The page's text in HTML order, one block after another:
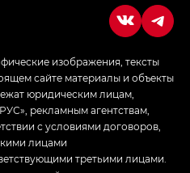
изображения, тексты
сайте материалы и объекты
юридическим лицам,
рекламным агентствам,
с условиями договоров,
лицами
третьими лицами.